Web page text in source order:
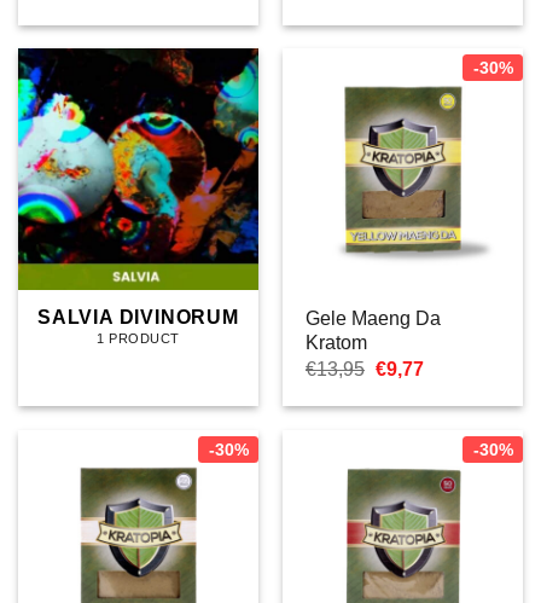
SALVIA DIVINORUM
1 PRODUCT
-30%
Gele Maeng Da
Kratom
€13,95 Oorspronkelijke
was:
€9,77Huidige
is:
-30% -30%